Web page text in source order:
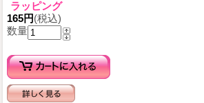
ラッピング
165円(税込)
数量